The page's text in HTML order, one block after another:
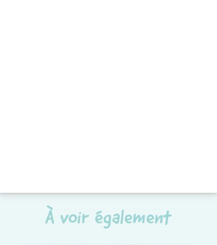
À voir également